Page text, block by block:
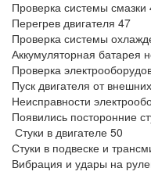
Проверка системы смазки
Перегрев двигателя 47
Проверка системы
Аккумуляторная батарея
Проверка
Пуск двигателя от
Неисправности
Появились посторонние
Стуки в двигателе 50
Стуки в подвеске и
Вибрация и удары на